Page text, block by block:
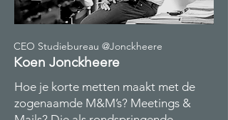
CEO Studiebureau @Jonckheere
Koen Jonckheere
Hoe je korte metten maakt met de
zogenaamde M&M’s? Meetings &